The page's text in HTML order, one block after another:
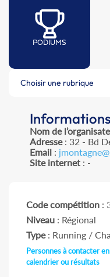
PODIUMS
Choisir une rubrique
Nom de
Adresse: 32 - Bd
Email :
Site internet : -
Code compétition :
Niveau : Régional
Type: Running /
Personnes à contacter
calendrier ou résultats